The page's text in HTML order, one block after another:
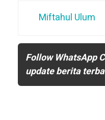
Miftahul Ulum
Follow WhatsApp
update berita